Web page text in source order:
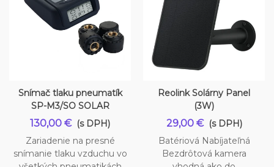
Snímač tlaku pneumatík
SP-M3/SO SOLAR
130,00 € (s DPH)
Zariadenie na presné
snímanie tlaku vzduchu vo
Reolink Solárny Panel
(3W)
29,00 € (s DPH)
Batériová Nabíjateľná
Bezdrôtová kamera